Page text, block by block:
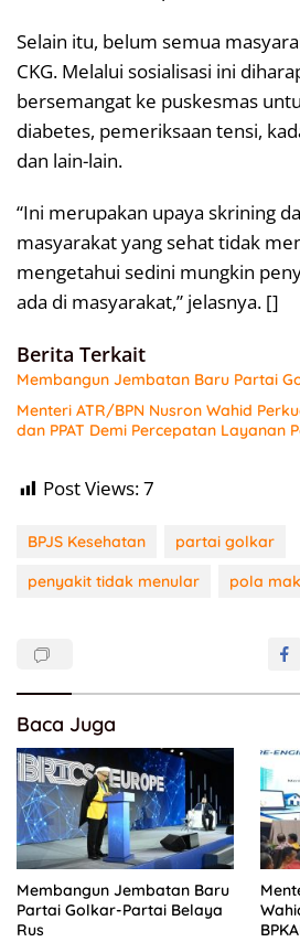
Selain itu, belum semua
CKG. Melalui sosialisasi ini
bersemangat ke puskesmas
diabetes, pemeriksaan tensi,
dan lain-lain.
“Ini merupakan upaya skrining
masyarakat yang sehat tidak
mengetahui sedini mungkin
ada di masyarakat,” jelasnya. []
Berita Terkait
Membangun Jembatan Baru Partai
Menteri ATR/BPN Nusron Wahid
dan PPAT Demi Percepatan Layanan
Post Views:7
BPJS Kesehatan
partai golkar
penyakit tidak menular
pola
Baca Juga
Membangun Jembatan Baru
Partai Golkar-Partai Belaya
Rus